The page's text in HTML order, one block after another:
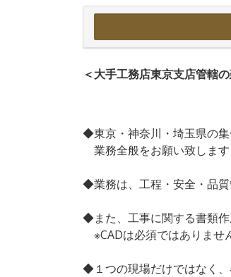
＜大手工務店東京支店管轄
◆東京・神奈川・埼玉県の
業務全般をお願い致します
◆業務は、工程・安全・品
◆また、工事に関する書類作
※CADは必須ではありませ
◆１つの現場だけではなく